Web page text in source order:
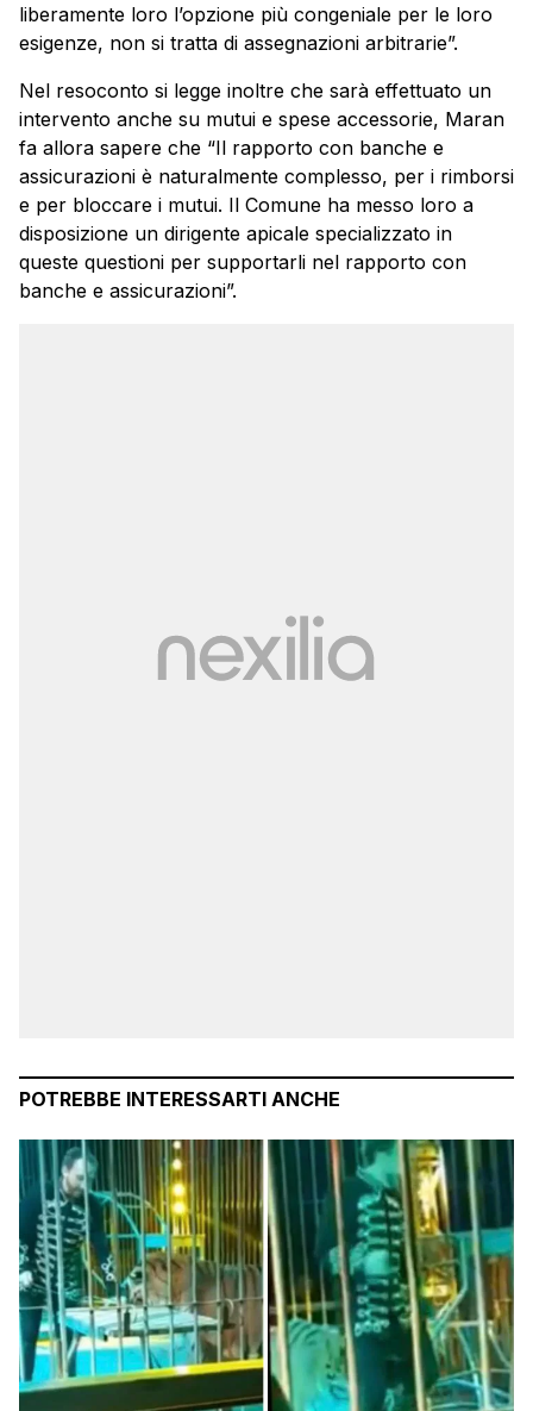
liberamente loro l’opzione più congeniale per le loro
esigenze, non si tratta di assegnazioni arbitrarie”.
Nel resoconto si legge inoltre che sarà effettuato un
intervento anche su mutui e spese accessorie, Maran
fa allora sapere che “Il rapporto con banche e
assicurazioni è naturalmente complesso, per i rimborsi
e per bloccare i mutui. Il Comune ha messo loro a
disposizione un dirigente apicale specializzato in
queste questioni per supportarli nel rapporto con
banche e assicurazioni”.
POTREBBE INTERESSARTI ANCHE